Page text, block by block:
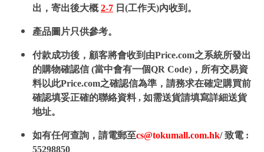
出，寄出後大概2-7 日(工作天)內收到。
產品圖片只供參考。
付款成功後，顧客將會收到由Price.com之系統所發出
的購物確認信 (當中會有一個QR Code)，所有交易資
料以此Price.com之確認信為準，請務求在確定購買前
確認填妥正確的聯絡資料 , 如需送貨請填寫詳細送貨
地址。
如有任何查詢，請電郵至cs@tokumall.com.hk/ 致電 :
55298850